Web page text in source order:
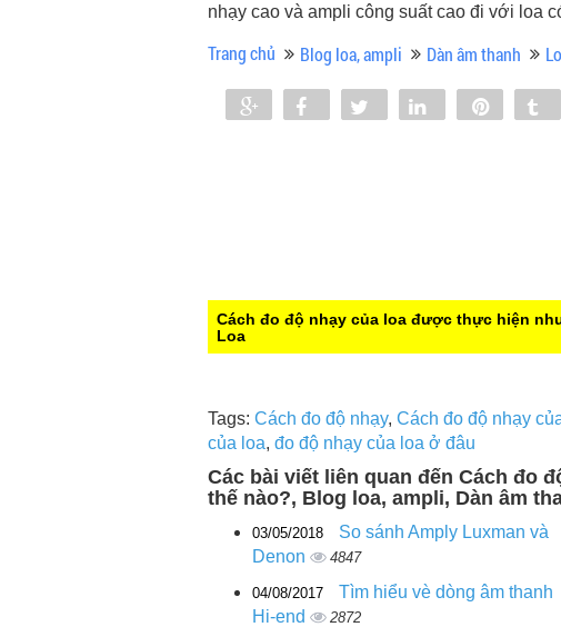
nhạy cao và ampli công suất cao đi với loa
Trang chủ Blog loa, ampli Dàn âm thanh
Share Share Tweet Share
Cách đo độ nhạy của loa được thực hiện
Loa
Tags: Cách đo độ nhạy, Cách đo độ nhạy
của loa, đo độ nhạy của loa ở đâu
Các bài viết liên quan đến Cách đo
thế nào?, Blog loa, ampli, Dàn âm
03/05/2018
So sánh Amply Luxman và
Denon
4847
04/08/2017
Tìm hiểu vè dòng âm thanh
Hi-end
2872